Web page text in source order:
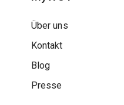
Über uns
Kontakt
Blog
Presse